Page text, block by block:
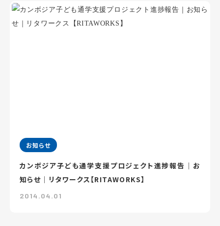
お知らせ
カンボジア子ども通学支援プロジェクト進捗報告｜お
知らせ｜リタワークス【RITAWORKS】
2014.04.01